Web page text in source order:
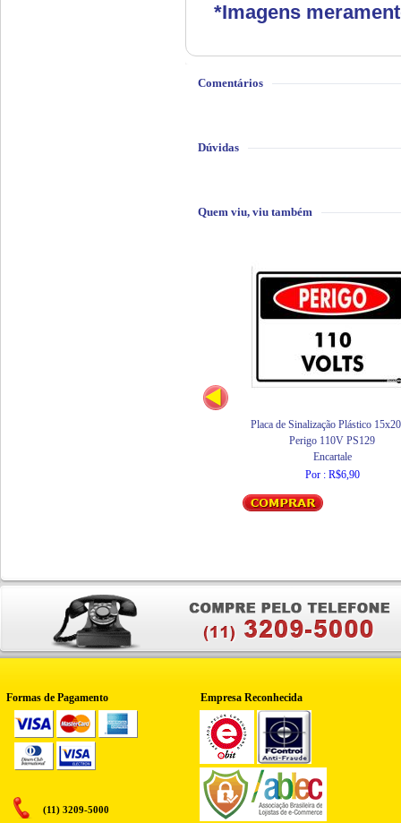
*Imagens
Comentários
Dúvidas
Quem viu, viu também
Placa de Sinalização Plástico
Perigo 110V PS129
Encartale
Por : R$6,90
Formas de Pagamento Empresa Reconhecida
(11) 3209-5000